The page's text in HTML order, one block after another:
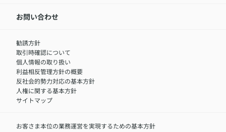
IR情報
サステナビリティの取り組み
​お客さまを金融犯罪からお守りするために
アクサグループについて
中途採用：内勤正社員
職）
中途採用：フィナンシャルプラン・アドバイザー（営業職）
障害者採用
お問い合わせ
勧誘方針
取引時確認について
個人情報の取り扱い
利益相反管理方針の概要
反社会的勢力対応の基本方針
人権に関する基本方針
サイトマップ
お客さま本位の業務運営を実現するための基本方針